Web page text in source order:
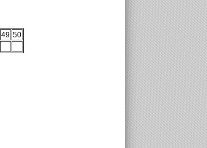
49 50